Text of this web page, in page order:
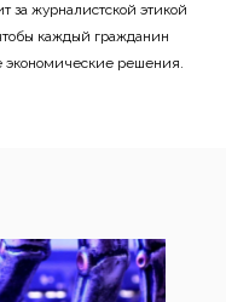
за журналистской этикой
каждый гражданин
экономические решения.